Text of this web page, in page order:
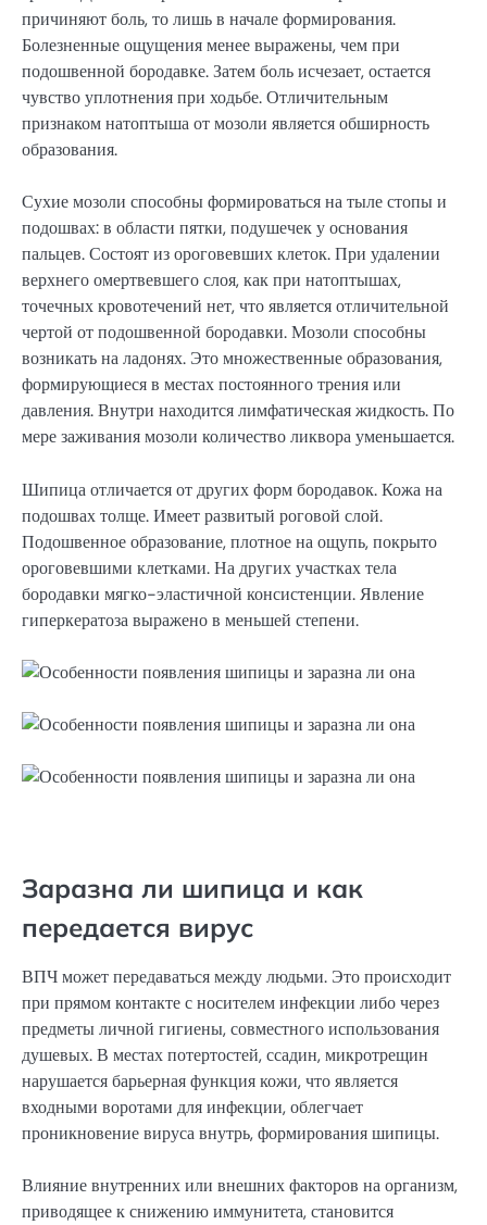
причиняют боль, то лишь в начале формирования.
Болезненные ощущения менее выражены, чем при
подошвенной бородавке. Затем боль исчезает, остается
чувство уплотнения при ходьбе. Отличительным
признаком натоптыша от мозоли является обширность
образования.
Сухие мозоли способны формироваться на тыле стопы и
подошвах: в области пятки, подушечек у основания
пальцев. Состоят из ороговевших клеток. При удалении
верхнего омертвевшего слоя, как при натоптышах,
точечных кровотечений нет, что является отличительной
чертой от подошвенной бородавки. Мозоли способны
возникать на ладонях. Это множественные образования,
формирующиеся в местах постоянного трения или
давления. Внутри находится лимфатическая жидкость. По
мере заживания мозоли количество ликвора уменьшается.
Шипица отличается от других форм бородавок. Кожа на
подошвах толще. Имеет развитый роговой слой.
Подошвенное образование, плотное на ощупь, покрыто
ороговевшими клетками. На других участках тела
бородавки мягко-эластичной консистенции. Явление
гиперкератоза выражено в меньшей степени.
Заразна ли шипица и как
передается вирус
ВПЧ может передаваться между людьми. Это происходит
при прямом контакте с носителем инфекции либо через
предметы личной гигиены, совместного использования
душевых. В местах потертостей, ссадин, микротрещин
нарушается барьерная функция кожи, что является
входными воротами для инфекции, облегчает
проникновение вируса внутрь, формирования шипицы.
Влияние внутренних или внешних факторов на организм,
приводящее к снижению иммунитета, становится